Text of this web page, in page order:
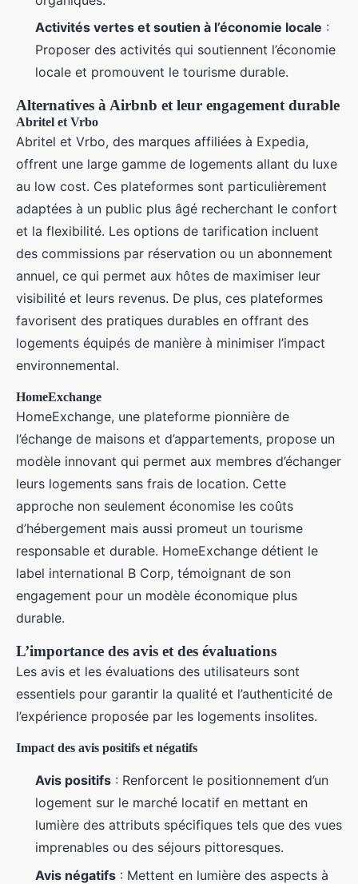
Activités vertes et soutien à l’économie locale :
Proposer des activités qui soutiennent l’économie
locale et promouvent le tourisme durable.
Alternatives à Airbnb et leur engagement durable
Abritel et Vrbo
Abritel et Vrbo, des marques affiliées à Expedia,
offrent une large gamme de logements allant du luxe
au low cost. Ces plateformes sont particulièrement
adaptées à un public plus âgé recherchant le confort
et la flexibilité. Les options de tarification incluent
des commissions par réservation ou un abonnement
annuel, ce qui permet aux hôtes de maximiser leur
visibilité et leurs revenus. De plus, ces plateformes
favorisent des pratiques durables en offrant des
logements équipés de manière à minimiser l’impact
environnemental.
HomeExchange
HomeExchange, une plateforme pionnière de
l’échange de maisons et d’appartements, propose un
modèle innovant qui permet aux membres d’échanger
leurs logements sans frais de location. Cette
approche non seulement économise les coûts
d’hébergement mais aussi promeut un tourisme
responsable et durable. HomeExchange détient le
label international B Corp, témoignant de son
engagement pour un modèle économique plus
durable.
L’importance des avis et des évaluations
Les avis et les évaluations des utilisateurs sont
essentiels pour garantir la qualité et l’authenticité de
l’expérience proposée par les logements insolites.
Impact des avis positifs et négatifs
Avis positifs : Renforcent le positionnement d’un
logement sur le marché locatif en mettant en
lumière des attributs spécifiques tels que des vues
imprenables ou des séjours pittoresques.
Avis négatifs : Mettent en lumière des aspects à